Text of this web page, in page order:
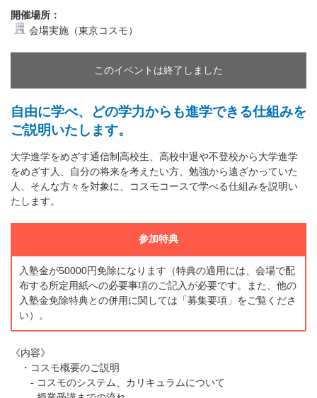
開催場所：
会場実施（東京コスモ）
このイベントは終了しました
自由に学べ、どの学力からも進学できる仕組みを
ご説明いたします。
大学進学をめざす通信制高校生、高校中退や不登校から大学進学
をめざす人、自分の将来を考えたい方、勉強から遠ざかっていた
人、そんな方々を対象に、コスモコースで学べる仕組みを説明い
たします。
参加特典
入塾金が50000円免除になります（特典の適用には、会場で配
布する所定用紙への必要事項のご記入が必要です。また、他の
入塾金免除特典との併用に関しては「募集要項」をご覧くださ
い）。
《内容》
・コスモ概要のご説明
- コスモのシステム、カリキュラムについて